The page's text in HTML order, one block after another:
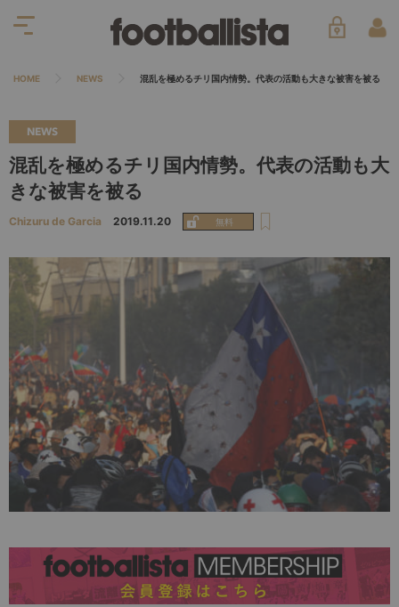
HOME NEWS 混乱を極めるチリ国内情勢。代表の活動も大きな被害を被る
NEWS
混乱を極めるチリ国内情勢。代表の活動も大
きな被害を被る
Chizuru de Garcia 2019.11.20